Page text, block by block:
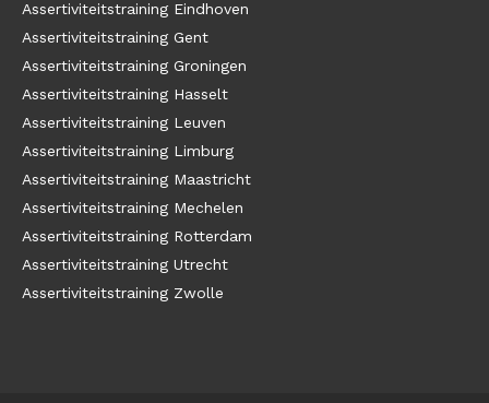
Assertiviteitstraining Eindhoven
Assertiviteitstraining Gent
Assertiviteitstraining Groningen
Assertiviteitstraining Hasselt
Assertiviteitstraining Leuven
Assertiviteitstraining Limburg
Assertiviteitstraining Maastricht
Assertiviteitstraining Mechelen
Assertiviteitstraining Rotterdam
Assertiviteitstraining Utrecht
Assertiviteitstraining Zwolle